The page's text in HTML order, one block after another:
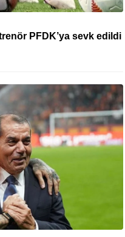
PFDK’ya sevk edildi